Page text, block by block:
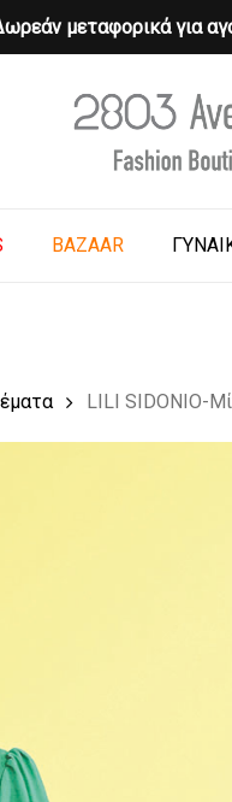
μεταφορικά για
ESC to close
BAZAAR
LILI SIDONIO-